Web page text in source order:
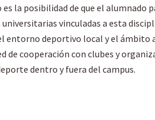
la posibilidad de que el
vinculadas a esta
entorno deportivo local y el
de cooperación con clubes y
dentro y fuera del campus.